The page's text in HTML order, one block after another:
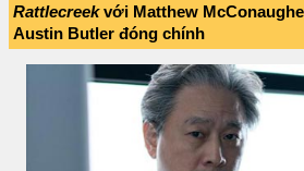
Rattlecreekvới Matthew
Austin Butler đóng chính